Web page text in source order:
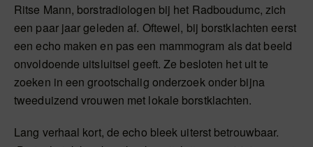
Ritse Mann, borstradiologen bij het Radboudumc, zich
een paar jaar geleden af. Oftewel, bij borstklachten eerst
een echo maken en pas een mammogram als dat beeld
onvoldoende uitsluitsel geeft. Ze besloten het uit te
zoeken in een grootschalig onderzoek onder bijna
tweeduizend vrouwen met lokale borstklachten.
Lang verhaal kort, de echo bleek uiterst betrouwbaar.